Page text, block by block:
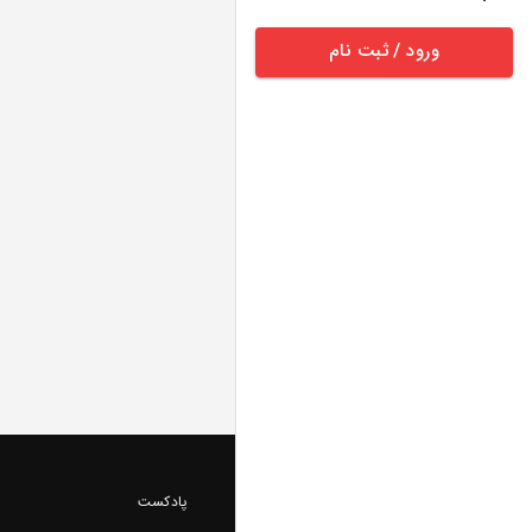
ورود / ثبت نام
پادکست